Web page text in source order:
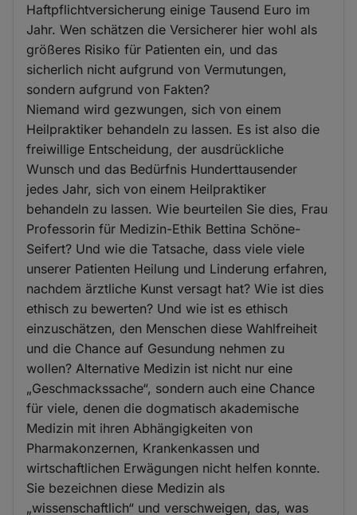
Haftpflichtversicherung einige Tausend Euro im
Jahr. Wen schätzen die Versicherer hier wohl als
größeres Risiko für Patienten ein, und das
sicherlich nicht aufgrund von Vermutungen,
sondern aufgrund von Fakten?
Niemand wird gezwungen, sich von einem
Heilpraktiker behandeln zu lassen. Es ist also die
freiwillige Entscheidung, der ausdrückliche
Wunsch und das Bedürfnis Hunderttausender
jedes Jahr, sich von einem Heilpraktiker
behandeln zu lassen. Wie beurteilen Sie dies, Frau
Professorin für Medizin-Ethik Bettina Schöne-
Seifert? Und wie die Tatsache, dass viele viele
unserer Patienten Heilung und Linderung erfahren,
nachdem ärztliche Kunst versagt hat? Wie ist dies
ethisch zu bewerten? Und wie ist es ethisch
einzuschätzen, den Menschen diese Wahlfreiheit
und die Chance auf Gesundung nehmen zu
wollen? Alternative Medizin ist nicht nur eine
„Geschmackssache“, sondern auch eine Chance
für viele, denen die dogmatisch akademische
Medizin mit ihren Abhängigkeiten von
Pharmakonzernen, Krankenkassen und
wirtschaftlichen Erwägungen nicht helfen konnte.
Sie bezeichnen diese Medizin als
„wissenschaftlich“ und verschweigen, das, was